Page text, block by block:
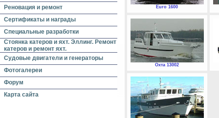
Реновация и ремонт
Сертификаты и награды
Специальные разработки
Стоянка катеров и яхт. Эллинг. Ремонт
катеров и ремонт яхт.
Судовые двигатели и генераторы
Фотогалереи
Форум
Карта сайта
Euro 1600
Охта 13002